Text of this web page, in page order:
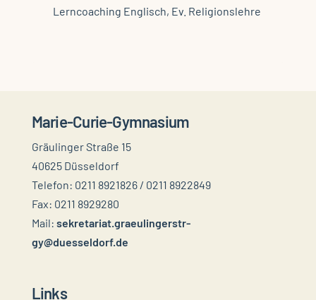
Lerncoaching Englisch, Ev. Religionslehre
Marie-Curie-Gymnasium
Gräulinger Straße 15
40625 Düsseldorf
Telefon: 0211 8921826 / 0211 8922849
Fax: 0211 8929280
Mail: sekretariat.graeulingerstr-
gy@duesseldorf.de
Links